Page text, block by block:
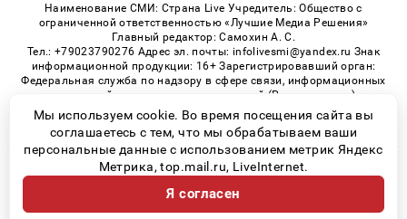
Наименование СМИ: Страна Live Учредитель: Общество с
ограниченной ответственностью «Лучшие Медиа Решения»
Главный редактор: Самохин А. С.
Тел.: +79023790276 Адрес эл. почты: infolivesmi@yandex.ru Знак
информационной продукции: 16+ Зарегистрировавший орган:
Федеральная служба по надзору в сфере связи, информационных
технологий и массовых коммуникаций (Роскомнадзор)
Регистрационный номер СМИ ЭЛ № ФС 77 - 82538 от 21.01.2022
© 2026 «» | Все права защищены
Возрастная категория сайта 16+
Политика конфиденциальности
Мы используем cookie. Во время посещения сайта вы
соглашаетесь с тем, что мы обрабатываем ваши
персональные данные с использованием метрик Яндекс
Метрика, top.mail.ru, LiveInternet.
Я согласен